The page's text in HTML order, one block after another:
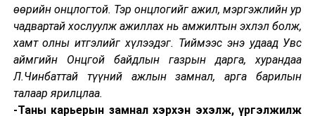
Мөн Монгол Улсын Ерөнхий сайд Лувсаннамсрайн
Оюун-Эрдэнэ өөрийн бүрэн эрхийн хүрээнд Засгийн
газрын бүтэц, бүрэлдэхүүнд зарим өөрчлөлт оруулах
тухай саналаа өргөн мэдүүлснийг Улсын Их Хурал
хуулийн дагуу хэлэлцэн шийдвэрлэлээ. Шинээр
томилогдсон Засгийн газрын гишүүд Улсын Их
өөрийн онцлогтой. Тэр онцлогийг ажил, мэргэжлийн ур
чадвартай хослуулж ажиллах нь амжилтын эхлэл болж,
хамт олны итгэлийг хүлээдэг. Тиймээс энэ удаад Увс
аймгийн Онцгой байдлын газрын дарга, хурандаа
Л.Чинбаттай түүний ажлын замнал, арга барилын
талаар ярилцлаа.
-Таны карьерын замнал хэрхэн эхэлж, үргэлжилж